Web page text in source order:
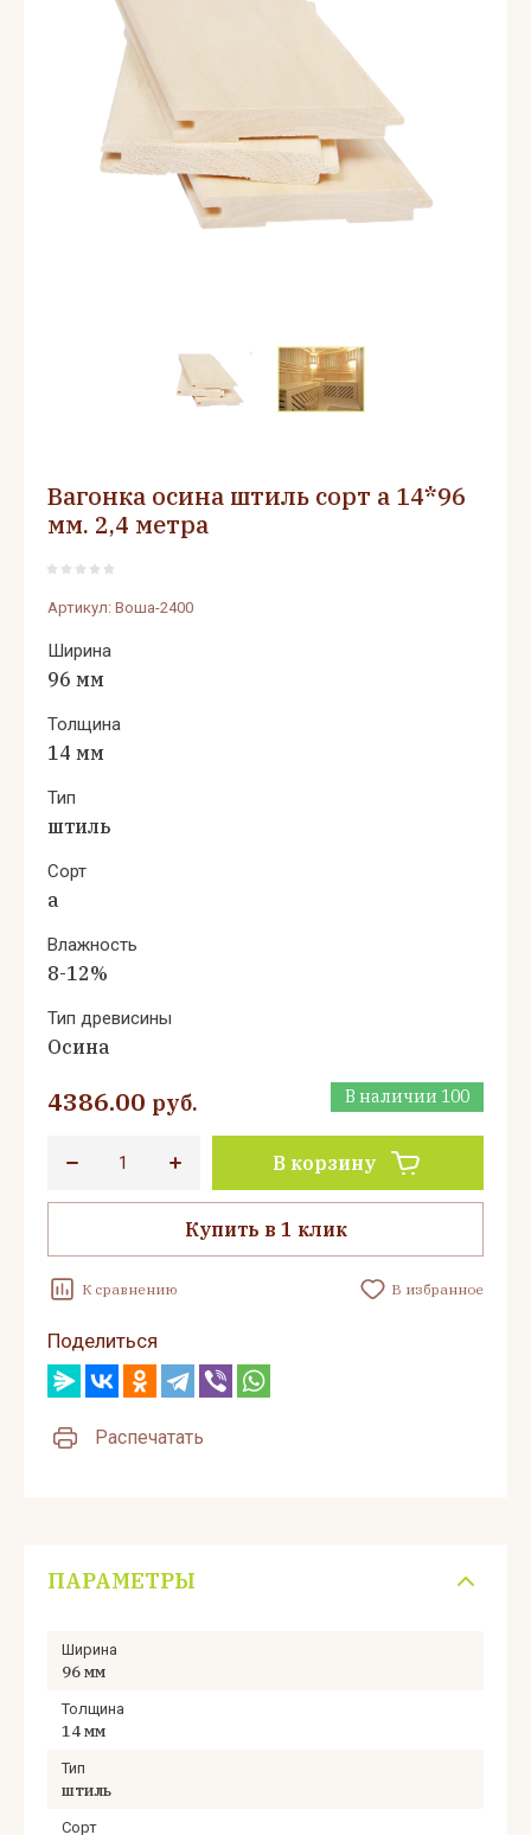
Вагонка осина штиль сорт а 14*96
мм. 2,4 метра
Артикул: Воша-2400
Ширина
96 мм
Толщина
14 мм
Тип
штиль
Сорт
а
Влажность
8-12%
Тип древисины
Осина
В наличии 100
4386.00 руб.
В корзину
Купить в 1 клик
К сравнению В избранное
Поделиться
Распечатать
ПАРАМЕТРЫ
Ширина
96 мм
Толщина
14 мм
Тип
штиль
Сорт